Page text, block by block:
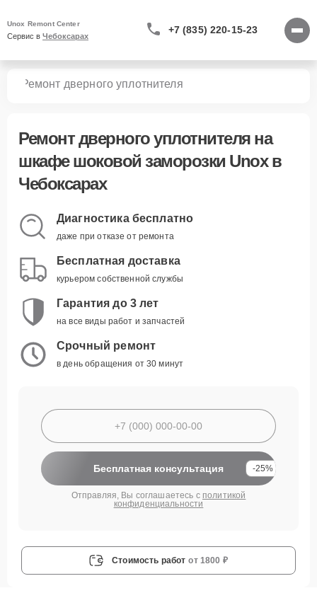
Unox Remont Center
Сервис в Чебоксарах
+7 (835) 220-15-23
Ремонт дверного уплотнителя
Ремонт дверного уплотнителяна
шкафе шоковой заморозки Unox в
Чебоксарах
Диагностика бесплатно
даже при отказе от ремонта
Бесплатная доставка
курьером собственной службы
Гарантия до 3 лет
на все виды работ и запчастей
Срочный ремонт
в день обращения от 30 минут
Бесплатная консультация -25%
Отправляя, Вы соглашаетесь с политикой
конфиденциальности
Стоимость работ от 1800 ₽